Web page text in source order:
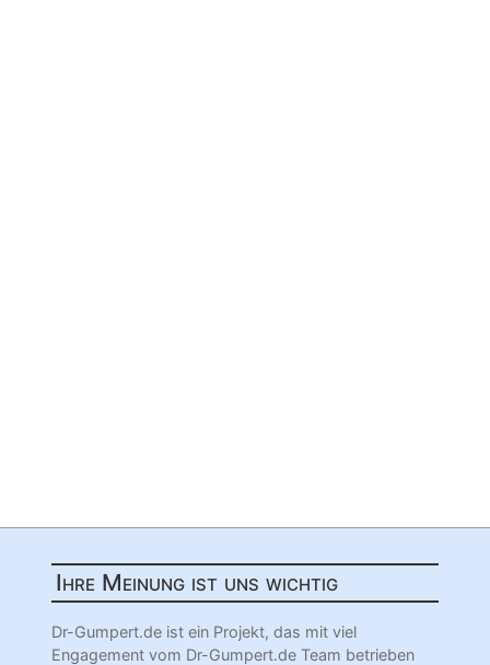
Ihre Meinung ist uns wichtig
Dr-Gumpert.de ist ein Projekt, das mit viel
Engagement vom Dr-Gumpert.de Team betrieben